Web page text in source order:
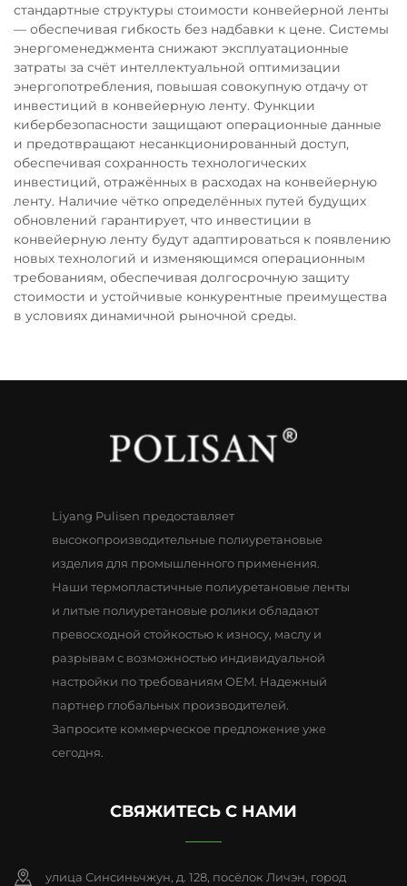
стандартные структуры стоимости конвейерной ленты
— обеспечивая гибкость без надбавки к цене. Системы
энергоменеджмента снижают эксплуатационные
затраты за счёт интеллектуальной оптимизации
энергопотребления, повышая совокупную отдачу от
инвестиций в конвейерную ленту. Функции
кибербезопасности защищают операционные данные
и предотвращают несанкционированный доступ,
обеспечивая сохранность технологических
инвестиций, отражённых в расходах на конвейерную
ленту. Наличие чётко определённых путей будущих
обновлений гарантирует, что инвестиции в
конвейерную ленту будут адаптироваться к появлению
новых технологий и изменяющимся операционным
требованиям, обеспечивая долгосрочную защиту
стоимости и устойчивые конкурентные преимущества
в условиях динамичной рыночной среды.
Liyang Pulisen предоставляет
высокопроизводительные полиуретановые
изделия для промышленного применения.
Наши термопластичные полиуретановые ленты
и литые полиуретановые ролики обладают
превосходной стойкостью к износу, маслу и
разрывам с возможностью индивидуальной
настройки по требованиям OEM. Надежный
партнер глобальных производителей.
Запросите коммерческое предложение уже
сегодня.
СВЯЖИТЕСЬ С НАМИ
улица Синсиньчжун, д. 128, посёлок Личэн, город